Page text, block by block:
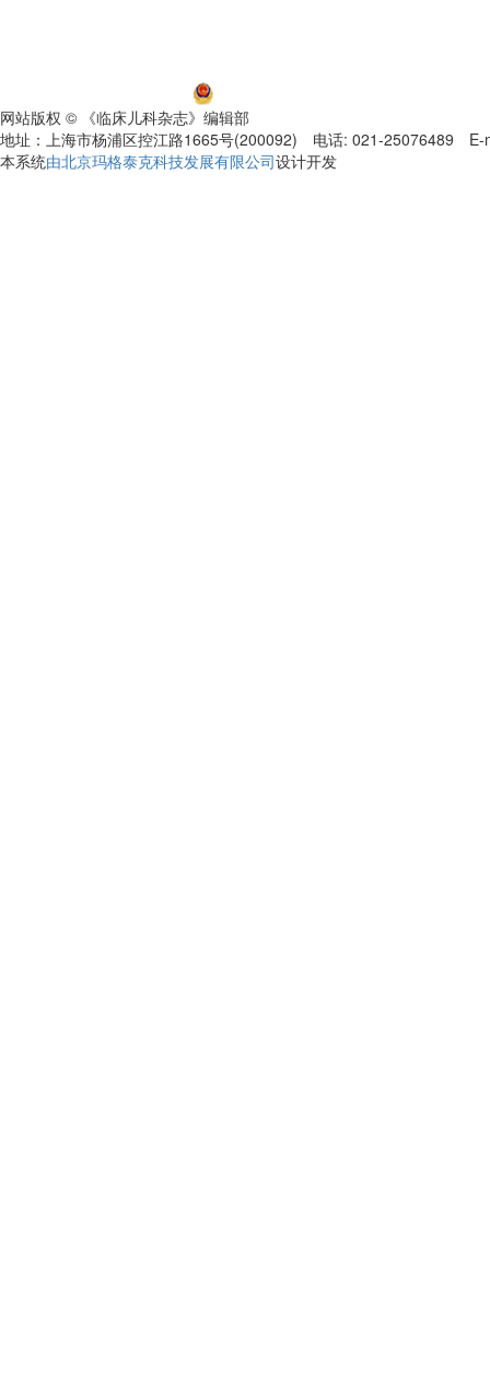
网站版权 © 《临床儿科杂志》编辑部
地址：上海市杨浦区控江路1665号(200092) 电话: 021-25076489 E-
本系统由北京玛格泰克科技发展有限公司设计开发